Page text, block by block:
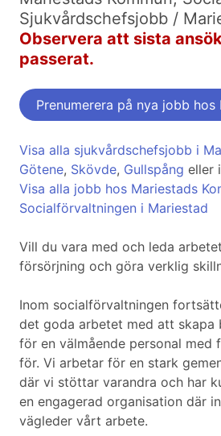
Sjukvårdschefsjobb /
Observera att sista
passerat.
Prenumerera på nya jobb
Visa alla sjukvårdschefsjobb i
Götene, Skövde, Gullspång eller i
Visa alla jobb hos Mariestads
Socialförvaltningen i Mariestad
Vill du vara med och leda
försörjning och göra verklig
Inom socialförvaltningen
det goda arbetet med att skapa
för en välmående personal med
för. Vi arbetar för en stark
där vi stöttar varandra och har
en engagerad organisation där
vägleder vårt arbete.